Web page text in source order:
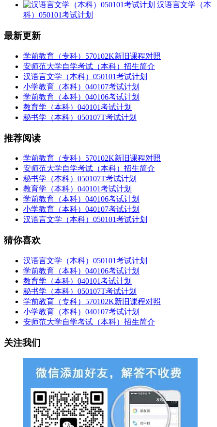
汉语言文学（本
科）050101考试计划
最新更新
学前教育（专科）570102K新旧课程对照
安师范大学自学考试（本科）招生简介
汉语言文学（本科）050101考试计划
小学教育（本科）040107考试计划
学前教育（本科）040106考试计划
教育学（本科）040101考试计划
秘书学（本科）050107T考试计划
推荐阅读
学前教育（专科）570102K新旧课程对照
安师范大学自学考试（本科）招生简介
秘书学（本科）050107T考试计划
教育学（本科）040101考试计划
学前教育（本科）040106考试计划
小学教育（本科）040107考试计划
汉语言文学（本科）050101考试计划
猜你喜欢
汉语言文学（本科）050101考试计划
学前教育（本科）040106考试计划
教育学（本科）040101考试计划
秘书学（本科）050107T考试计划
学前教育（专科）570102K新旧课程对照
小学教育（本科）040107考试计划
安师范大学自学考试（本科）招生简介
关注我们